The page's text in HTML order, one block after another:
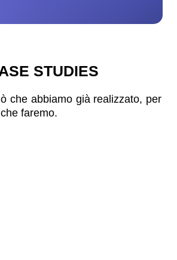
STUDIES
che abbiamo già realizzato, per
faremo.